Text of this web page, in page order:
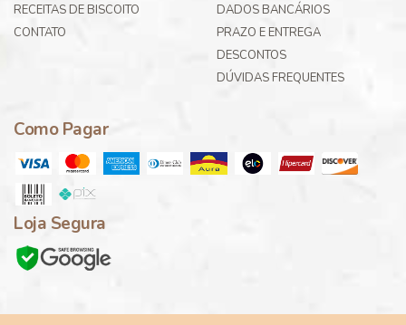
RECEITAS DE BISCOITO
CONTATO
DADOS BANCÁRIOS
PRAZO E ENTREGA
DESCONTOS
DÚVIDAS FREQUENTES
Como Pagar
Loja Segura